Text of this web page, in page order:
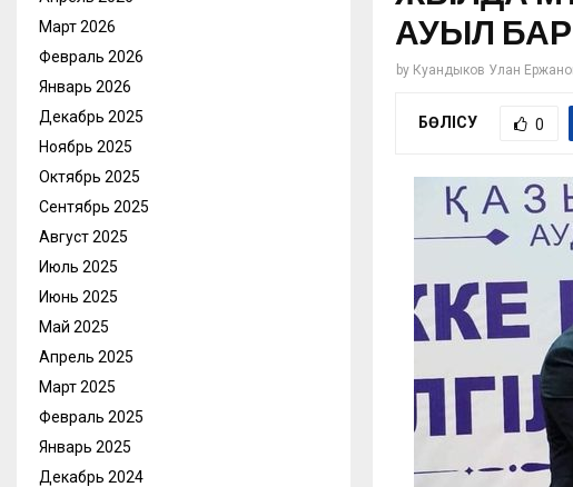
АУЫЛ БАР
by Куандыков Улан
БӨЛІСУ 0
Март 2026
Февраль 2026
Январь 2026
Декабрь 2025
Ноябрь 2025
Октябрь 2025
Сентябрь 2025
Август 2025
Июль 2025
Июнь 2025
Май 2025
Апрель 2025
Март 2025
Февраль 2025
Январь 2025
Декабрь 2024